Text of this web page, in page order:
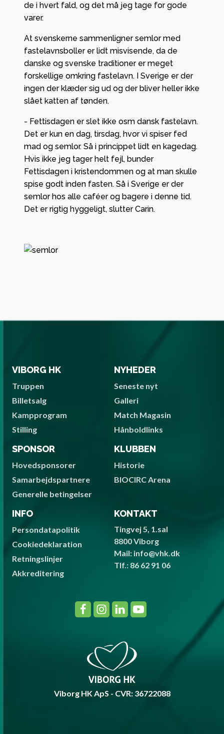
de i hvert fald, og det må jeg tage for gode
varer.
At svenskerne sammenligner semlor med
fastelavnsboller er lidt misvisende, da de
danske og svenske traditioner er meget
forskellige omkring fastelavn. I Sverige er der
ingen der klæder sig ud og der bliver heller ikke
slået katten af tønden.
- Fettisdagen er slet ikke osm dansk fastelavn.
Det er kun en dag, tirsdag, hvor vi spiser fed
mad og semlor. Så i princippet lidt en kagedag.
Hvis ikke jeg tager helt fejl, bunder
Fettisdagen i kristendommen og at man skulle
spise godt inden fasten. Så i Sverige er der
semlor hos alle caféer og bagere i denne tid.
Det er rigtig hyggeligt, slutter Carin.
VIBORG HK
Truppen
Billetsalg
Kampprogram
Stilling
NYHEDER
Seneste nyt
Galleri
Match Magasin
Hånboldlinks
SPONSOR
Hovedsponsorer
Samarbejdspartnere
Generelle betingelser
KLUBBEN
Historie
BIOCIRC Arena
INFO
Persondatapolitik
Cookiedeklaration
Retningslinjer
Akkreditering
KONTAKT
Tingvej 5, 1.sal
8800 Viborg
Mail: info@vhk.dk
Tlf.: 86 62 91 06
Viborg HK ApS - CVR: 36722088